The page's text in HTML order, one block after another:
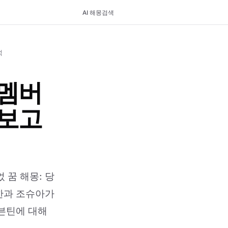
AI 해몽검색
버
고
꿈 해몽: 당
과 조슈아가
틴에 대해